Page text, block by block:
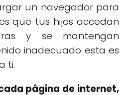
un navegador para
que tus hijos accedan
y se mantengan
inadecuado esta es
ti.
página de internet,